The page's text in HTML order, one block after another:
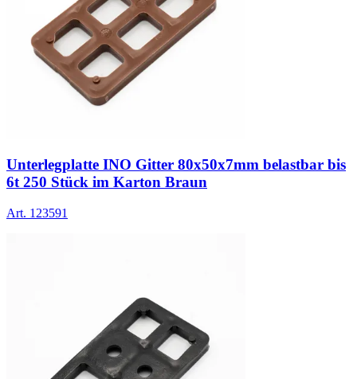
Unterlegplatte INO Gitter 80x50x7mm belastbar bis
6t 250 Stück im Karton Braun
Art. 123591